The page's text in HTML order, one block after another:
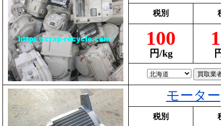
税別
100
円/kg
モーター
税別